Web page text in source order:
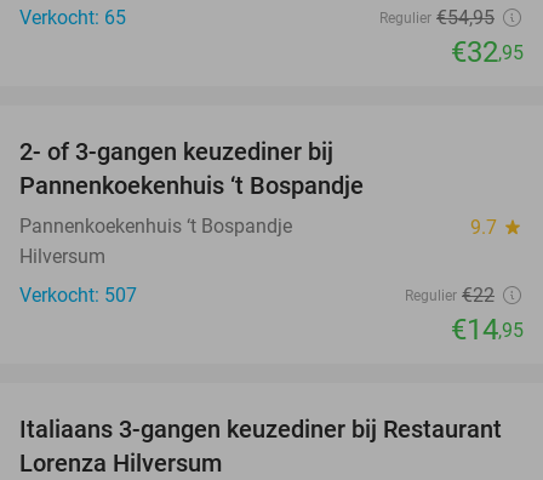
Verkocht: 65
Regulier €54,95
€32,95
2- of 3-gangen keuzediner bij
Pannenkoekenhuis ‘t Bospandje
Pannenkoekenhuis ‘t Bospandje 9.7 star
Hilversum
Verkocht: 507
Regulier €22
€14,95
33%
Italiaans 3-gangen keuzediner bij Restaurant
Lorenza Hilversum